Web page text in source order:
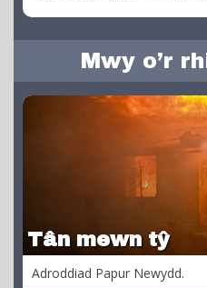
Mwy o’r
Tân mewn tŷ
Adroddiad Papur Newydd.